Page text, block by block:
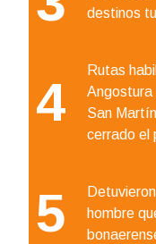
destinos
4
Rutas
Angostura
San
cerrado el
5
hombre